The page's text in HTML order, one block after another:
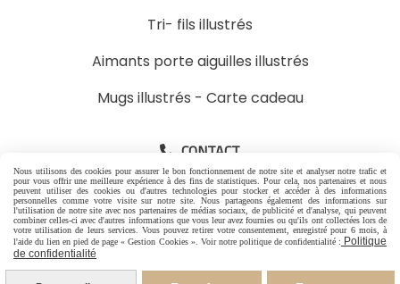
Tri- fils illustrés
Aimants porte aiguilles illustrés
Mugs illustrés - Carte cadeau
 CONTACT
-Pour les Particuliers
-Pour les Pros
06 88 07 99 96
Nous utilisons des cookies pour assurer le bon fonctionnement de notre site et analyser notre trafic et
pour vous offrir une meilleure expérience à des fins de statistiques. Pour cela, nos partenaires et nous
peuvent utiliser des cookies ou d'autres technologies pour stocker et accéder à des informations
personnelles comme votre visite sur notre site. Nous partageons également des informations sur
l'utilisation de notre site avec nos partenaires de médias sociaux, de publicité et d'analyse, qui peuvent
combiner celles-ci avec d'autres informations que vous leur avez fournies ou qu'ils ont collectées lors de
votre utilisation de leurs services. Vous pouvez retirer votre consentement, enregistré pour 6 mois, à
l'aide du lien en pied de page « Gestion Cookies ». Voir notre politique de confidentialité : Politique
de confidentialité